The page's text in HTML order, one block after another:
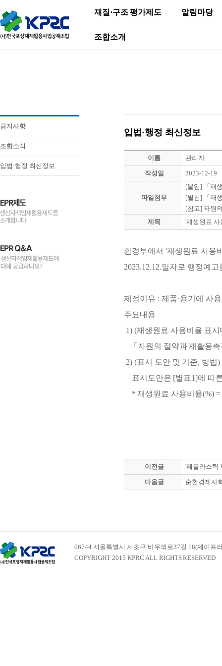
재질·구조 평가제도 알림마당
조합소개
공지사항
조합소식
입법·행정 최신정보
입법·행정 최신정보
이름 관리자
작성일 2023-12-19
파일첨부
[붙임] 「재
[별첨] 「재
[참고] 자원
제목
'재생원료 사
환경부에서 '재생원료 사용
2023.12.12.일자로 행정예
제정이유 : 제품·용기에 사
주요내용
1) (재생원료 사용비율 표시
「자원의 절약과 재활용촉
2) (표시 도안 및 기준, 방법)
표시도안은 [별표1]에 따
* 재생원료 사용비율(%) =
이전글 '폐플라스틱
다음글 순환경제사
06744 서울특별시 서초구 바우뫼로37길 18(제이프
COPYRIGHT 2015 KPRC ALL RIGHTS RESERVED